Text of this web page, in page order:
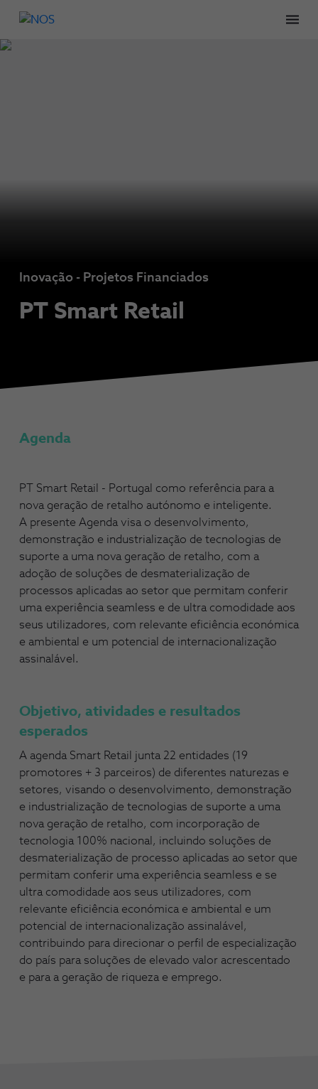
Inovação - Projetos Financiados
PT Smart Retail
Agenda
PT Smart Retail - Portugal como referência para a
nova geração de retalho autónomo e inteligente.
A presente Agenda visa o desenvolvimento,
demonstração e industrialização de tecnologias de
suporte a uma nova geração de retalho, com a
adoção de soluções de desmaterialização de
processos aplicadas ao setor que permitam conferir
uma experiência seamless e de ultra comodidade aos
seus utilizadores, com relevante eficiência económica
e ambiental e um potencial de internacionalização
assinalável.
Objetivo, atividades e resultados
esperados
A agenda Smart Retail junta 22 entidades (19
promotores + 3 parceiros) de diferentes naturezas e
setores, visando o desenvolvimento, demonstração
e industrialização de tecnologias de suporte a uma
nova geração de retalho, com incorporação de
tecnologia 100% nacional, incluindo soluções de
desmaterialização de processo aplicadas ao setor que
permitam conferir uma experiência seamless e se
ultra comodidade aos seus utilizadores, com
relevante eficiência económica e ambiental e um
potencial de internacionalização assinalável,
contribuindo para direcionar o perfil de especialização
do país para soluções de elevado valor acrescentado
e para a geração de riqueza e emprego.